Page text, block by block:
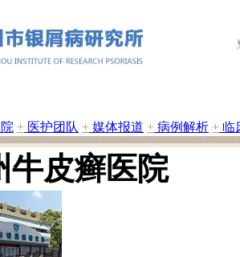
+ 医护团队 + 媒体报道 + 病例解析 + 临
牛皮癣医院